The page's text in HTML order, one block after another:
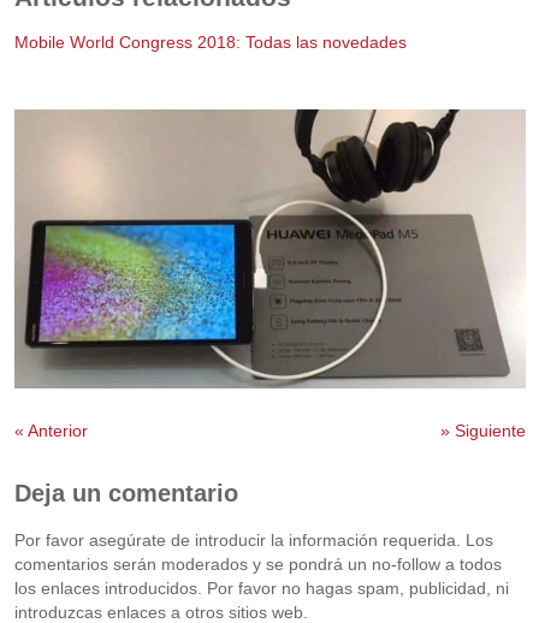
Mobile World Congress 2018: Todas las novedades
« Anterior »Siguiente
Deja un comentario
Por favor asegúrate de introducir la información requerida. Los
comentarios serán moderados y se pondrá un no-follow a todos
los enlaces introducidos. Por favor no hagas spam, publicidad, ni
introduzcas enlaces a otros sitios web.